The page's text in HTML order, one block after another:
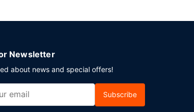
Newsletter
about news and special offers!
Subscribe